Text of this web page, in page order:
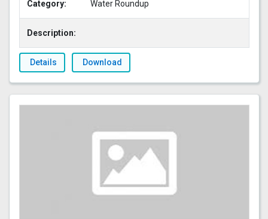
Category: Water Roundup
Description:
Details Download